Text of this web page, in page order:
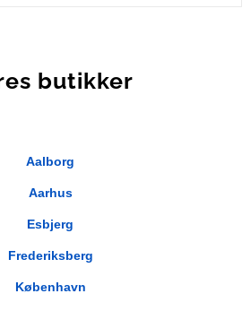
butikker
Aalborg
Aarhus
Esbjerg
Frederiksberg
København